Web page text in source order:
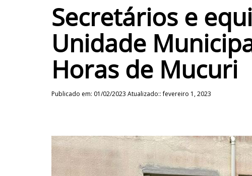
Secretários e
Unidade
Horas de Mucuri
Publicado em: 01/02/2023 Atualizado:: fevereiro 1, 2023